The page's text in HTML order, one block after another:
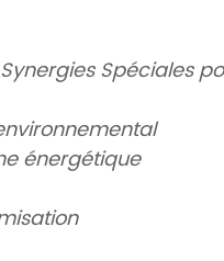
Spéciales
énergétique